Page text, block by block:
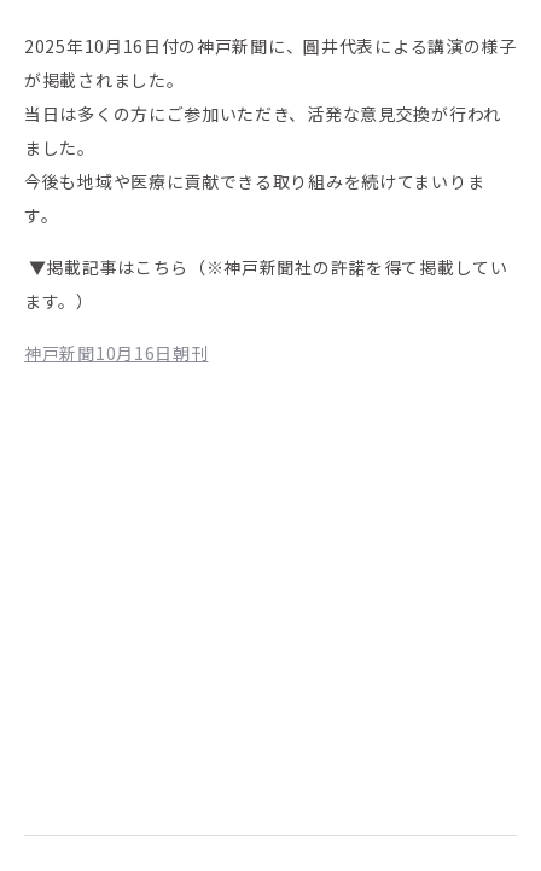
2025年10月16日付の神戸新聞に、圓井代表による講演の様子
が掲載されました。
当日は多くの方にご参加いただき、活発な意見交換が行われ
ました。
今後も地域や医療に貢献できる取り組みを続けてまいりま
す。
▼掲載記事はこちら（※神戸新聞社の許諾を得て掲載してい
ます。）
神戸新聞10月16日朝刊